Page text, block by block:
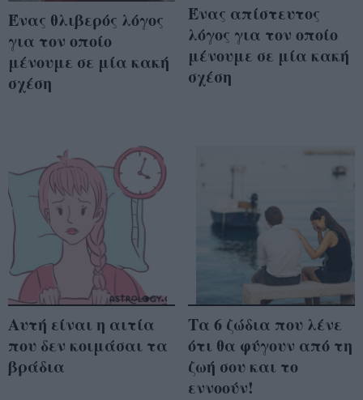
Ένας θλιβερός λόγος
για τον οποίο
μένουμε σε μία κακή
σχέση
Ένας απίστευτος
λόγος για τον οποίο
μένουμε σε μία κακή
σχέση
Αυτή είναι η αιτία
που δεν κοιμάσαι τα
βράδια
Τα 6 ζώδια που λένε
ότι θα φύγουν από τη
ζωή σου και το
εννοούν!